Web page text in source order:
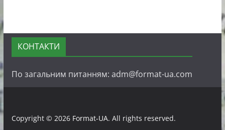
КОНТАКТИ
По загальним питанням: adm@format-ua.com
Copyright © 2026 Format-UA. All rights reserved.